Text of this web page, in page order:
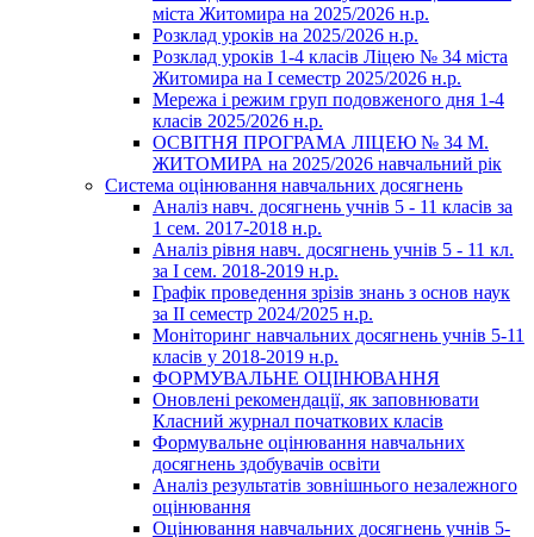
міста Житомира на 2025/2026 н.р.
Розклад уроків на 2025/2026 н.р.
Розклад уроків 1-4 класів Ліцею № 34 міста
Житомира на І семестр 2025/2026 н.р.
Мережа і режим груп подовженого дня 1-4
класів 2025/2026 н.р.
ОСВІТНЯ ПРОГРАМА ЛІЦЕЮ № 34 М.
ЖИТОМИРА на 2025/2026 навчальний рік
Система оцінювання навчальних досягнень
Аналіз навч. досягнень учнів 5 - 11 класів за
1 сем. 2017-2018 н.р.
Аналіз рівня навч. досягнень учнів 5 - 11 кл.
за І сем. 2018-2019 н.р.
Графік проведення зрізів знань з основ наук
за ІІ семестр 2024/2025 н.р.
Моніторинг навчальних досягнень учнів 5-11
класів у 2018-2019 н.р.
ФОРМУВАЛЬНЕ ОЦІНЮВАННЯ
Оновлені рекомендації, як заповнювати
Класний журнал початкових класів
Формувальне оцінювання навчальних
досягнень здобувачів освіти
Аналіз результатів зовнішнього незалежного
оцінювання
Оцінювання навчальних досягнень учнів 5-